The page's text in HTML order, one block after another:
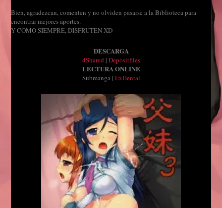
Bien, agradezcan, comenten y no olviden pasarse a la Biblioteca para
encontrar mejores aportes.
Y COMO SIEMPRE, DISFRUTEN XD
DESCARGA
4Shared | Depositfiles
LECTURA ONLINE
Submanga | ExHentai